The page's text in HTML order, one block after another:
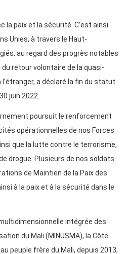
la paix et la sécurité. C’est ainsi
Unies, à travers le Haut-
au regard des progrès notables
retour volontaire de la quasi-
a déclaré la fin du statut
juin 2022.
poursuit le renforcement
opérationnelles de nos Forces
que la lutte contre le terrorisme,
drogue. Plusieurs de nos soldats
de Maintien de la Paix des
à la paix et à la sécurité dans le
intégrée des
du Mali (MINUSMA), la Côte
peuple frère du Mali, depuis 2013,